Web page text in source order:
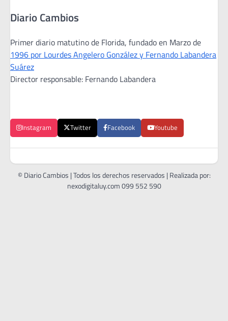
Diario Cambios
Primer diario matutino de Florida, fundado en Marzo de
1996 por Lourdes Angelero González y Fernando Labandera
Suárez
Director responsable: Fernando Labandera
Instagram Twitter Facebook Youtube